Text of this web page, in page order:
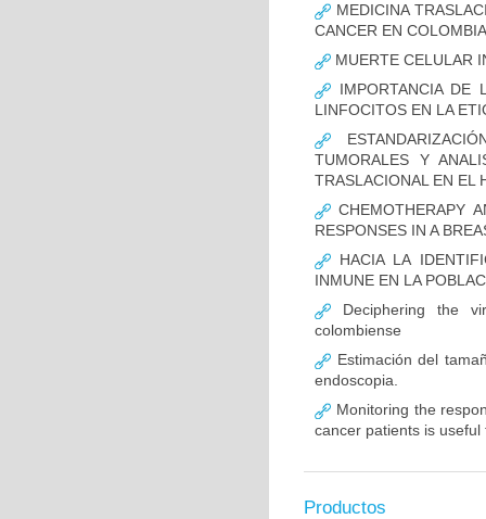
MEDICINA
CANCER EN COLOMBIA
MUERTE CELULAR
IMPORTANCIA DE
LINFOCITOS EN LA
TUMORALES Y
TRASLACIONAL EN EL
CHEMOTHERAPY
RESPONSES IN A
HACIA LA
INMUNE EN LA
Deciphering the
colombiense
Estimación del
endoscopia.
Monitoring the
cancer patients is
Productos